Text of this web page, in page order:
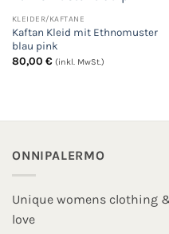
die
KLEIDER/KAFTANE
Kaftan Kleid mit Ethnomuster
blau pink
80,00 € (inkl. MwSt.)
ONNIPALERMO
Unique womens clothing
love